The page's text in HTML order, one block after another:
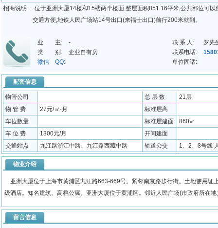
招商说明:
位于亚洲大厦14楼和15楼两个楼面,整层面积851.16平米,公共部位可
交通方便,地铁人民广场站14号出口(来福士出口)前行200米就到。
业 主: - 联 系 人:
罗先
类 别:
企业自有房 联系电话:
微信 QQ:
单位固话:
配套信息
物管公司 总 层 数
21层
物 管 费
27元/㎡·月
标准层高
车位数量
标准层建面
860㎡
车 位 费
1300元/月
开间建面
交通站点
九江路浙江中路、九江路西藏中路 轨道公交 1、2、8号线
物业介绍
亚洲大厦位于上海市黄浦区九江路663-669号。紧邻南京路步行街。土地使用证
级酒店。知名建筑。高档公寓。亚洲大厦位于黄浦区。邻近人民广场(市政府所在
留言信息